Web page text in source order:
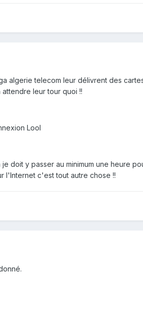
algerie telecom leur délivrent des
leur tour quoi !!
Lool
doit y passer au minimum une heure
l'Internet c'est tout autre chose !!